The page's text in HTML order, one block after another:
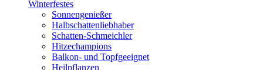
Winterfestes
Sonnengenießer
Halbschattenliebhaber
Schatten-Schmeichler
Hitzechampions
Balkon- und Topfgeeignet
Heilpflanzen